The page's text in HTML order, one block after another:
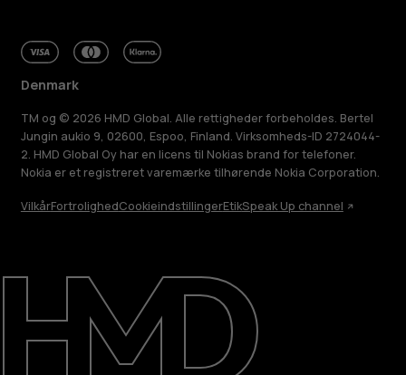
Om
Reparer, genbrug, genanvend
Support
Denmark
TM og © 2026 HMD Global. Alle rettigheder forbeholdes. Bertel
Jungin aukio 9, 02600, Espoo, Finland. Virksomheds-ID 2724044-
2. HMD Global Oy har en licens til Nokias brand for telefoner.
Nokia er et registreret varemærke tilhørende Nokia Corporation.
VilkårFortrolighedCookieindstillingerEtikSpeak Up channel